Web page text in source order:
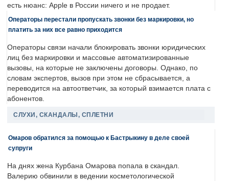
есть нюанс: Apple в России ничего и не продает.
Операторы перестали пропускать звонки без маркировки, но
платить за них все равно приходится
Операторы связи начали блокировать звонки юридических
лиц без маркировки и массовые автоматизированные
вызовы, на которые не заключены договоры. Однако, по
словам экспертов, вызов при этом не сбрасывается, а
переводится на автоответчик, за который взимается плата с
абонентов.
СЛУХИ, СКАНДАЛЫ, СПЛЕТНИ
Омаров обратился за помощью к Бастрыкину в деле своей
супруги
На днях жена Курбана Омарова попала в скандал.
Валерию обвинили в ведении косметологической